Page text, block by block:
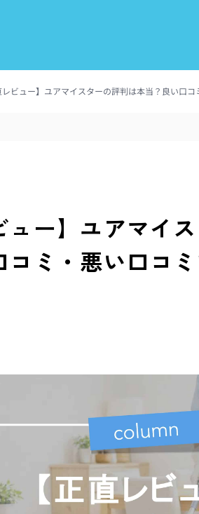
レビュー】ユアマイスターの評判は本当？良い口
ュー】ユアマイ
コミ・悪い口コ